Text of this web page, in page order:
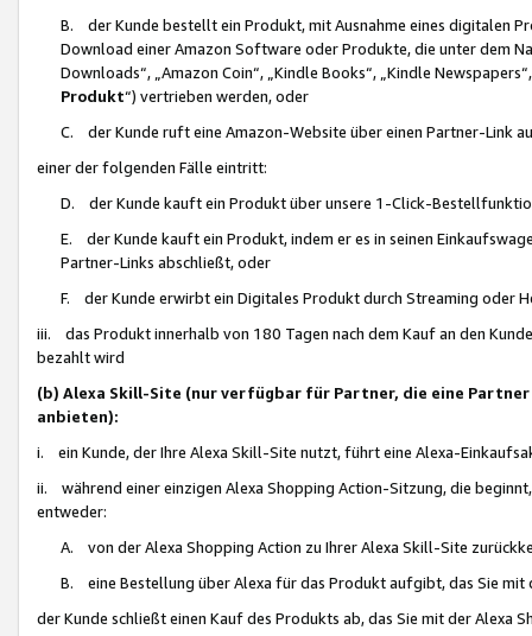
B. der Kunde bestellt ein Produkt, mit Ausnahme eines digitalen
Download einer Amazon Software oder Produkte, die unter dem
Downloads“, „Amazon Coin“, „Kindle Books“, „Kindle
Produkt“) vertrieben werden, oder
C. der Kunde ruft eine Amazon-Website über einen Partner-Link
einer der folgenden Fälle eintritt:
D. der Kunde kauft ein Produkt über unsere 1-Click-
E. der Kunde kauft ein Produkt, indem er es in seinen
Partner-Links abschließt, oder
F. der Kunde erwirbt ein Digitales Produkt durch Streaming oder
iii. das Produkt innerhalb von 180 Tagen nach dem Kauf an den
bezahlt wird
(b) Alexa Skill-Site (nur verfügbar für Partner, die eine
anbieten):
i. ein Kunde, der Ihre Alexa Skill-Site nutzt, führt eine Alexa-
ii. während einer einzigen Alexa Shopping Action-Sitzung, die
entweder:
A. von der Alexa Shopping Action zu Ihrer Alexa Skill-Site
B. eine Bestellung über Alexa für das Produkt aufgibt, das Sie mit
der Kunde schließt einen Kauf des Produkts ab, das Sie mit der Alexa